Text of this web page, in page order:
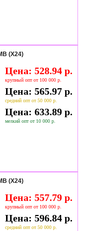
(Х24)
Цена: 528.94 р.
крупный опт от 100 000 р.
Цена: 565.97 р.
средний опт от 50 000 р.
Цена: 633.89 р.
мелкий опт от 10 000 р.
(Х24)
Цена: 557.79 р.
крупный опт от 100 000 р.
Цена: 596.84 р.
средний опт от 50 000 р.